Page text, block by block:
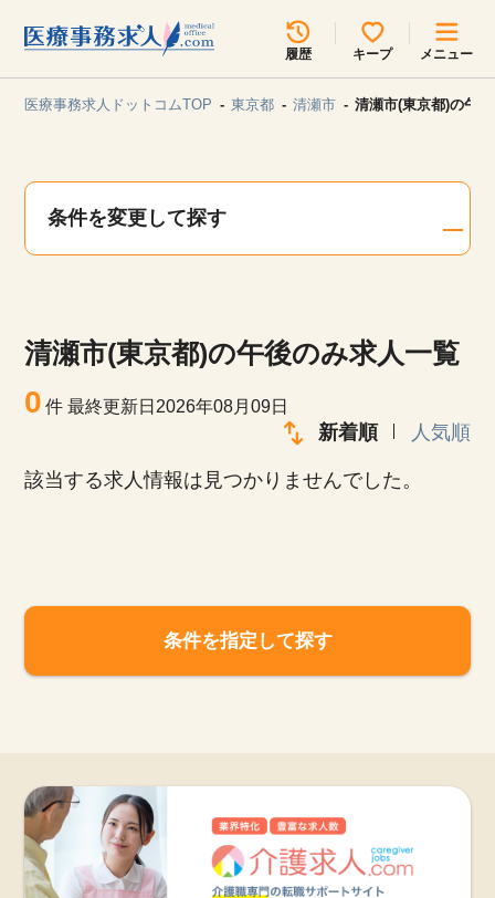
履歴 キープ メニュー
見学会・イベント情報
よくあるご質問
運営会社
医療事務求人ドットコムTOP 東京都 清瀬市 清瀬市(東京都)の午
条件を変更して探す
清瀬市(東京都)の午後のみ求人一覧
0 件最終更新日2026年08月09日
新着順 人気順
該当する求人情報は見つかりませんでした。
条件を指定して探す
所在地のエリアを選択してください
各支店担当よりご連絡させていただきます。
関東
甲信越・北陸 中国・四国